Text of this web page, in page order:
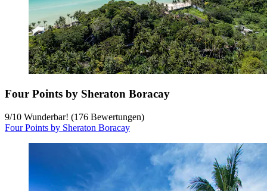
Four Points by Sheraton Boracay
9/10 Wunderbar! (176 Bewertungen)
Four Points by Sheraton Boracay